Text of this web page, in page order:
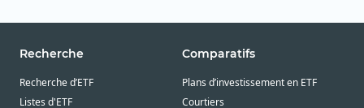
Recherche
Recherche d’ETF
Listes d'ETF
Comparatifs
Plans d’investissement en ETF
Courtiers